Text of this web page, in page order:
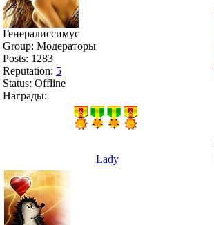
Генералиссимус
Group: Модераторы
Posts: 1283
Reputation: 5
Status: Offline
Награды:
Lady